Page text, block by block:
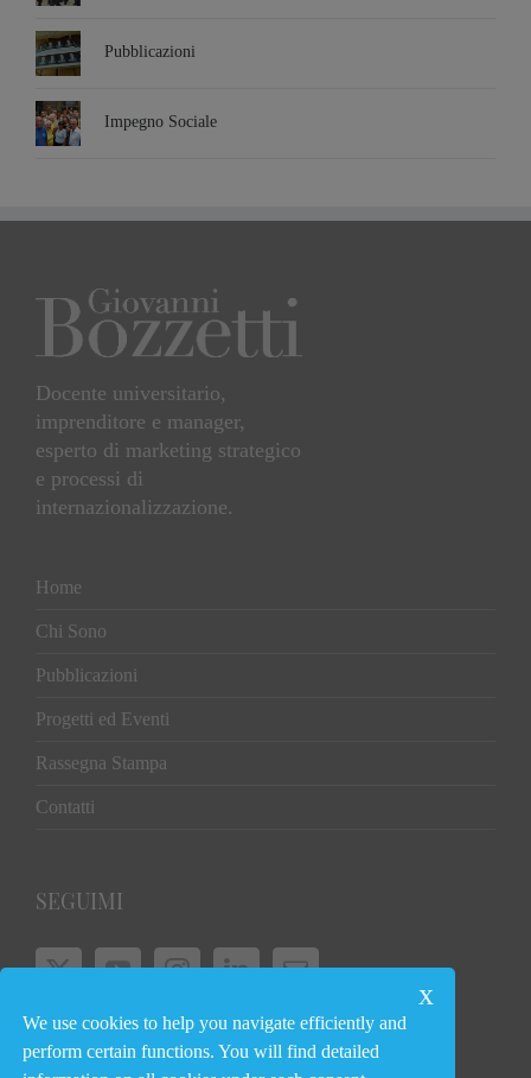
Pubblicazioni
Impegno Sociale
Docente universitario,
imprenditore e manager,
esperto di marketing strategico
e processi di
internazionalizzazione.
Home
Chi Sono
Pubblicazioni
Progetti ed Eventi
Rassegna Stampa
Contatti
SEGUIMI
We use cookies to help you navigate efficiently and
perform certain functions. You will find detailed
x